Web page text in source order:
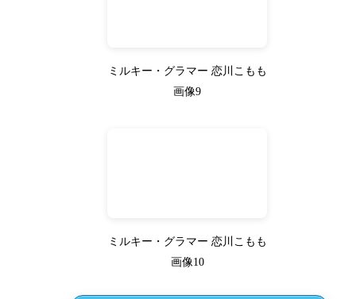
ミルキー・グラマー 恋川こもも
画像9
ミルキー・グラマー 恋川こもも
画像10